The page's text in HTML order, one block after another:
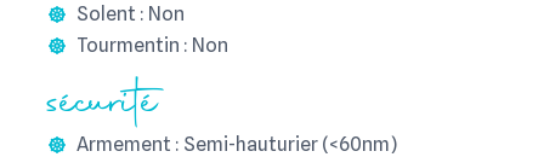
Solent : Non
Tourmentin : Non
sécurité
Armement : Semi-hauturier (<60nm)